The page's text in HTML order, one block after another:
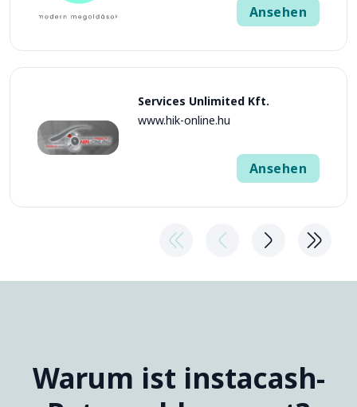
Ansehen
Services Unlimited Kft.
www.hik-online.hu
Ansehen
Warum ist instacash-